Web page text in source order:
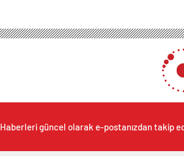
Haberleri güncel olarak e-postanızdan takip